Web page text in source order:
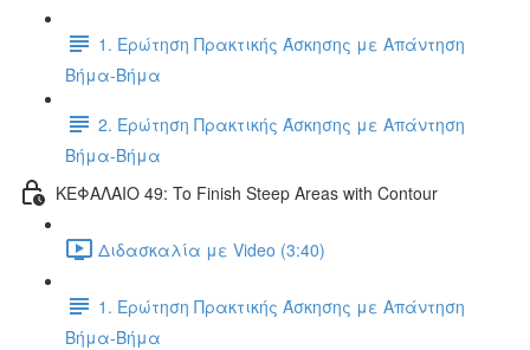
1. Ερώτηση Πρακτικής Άσκησης με Απάντηση
Βήμα-Βήμα
2. Ερώτηση Πρακτικής Άσκησης με Απάντηση
Βήμα-Βήμα
ΚΕΦΑΛΑΙΟ 49: To Finish Steep Areas with Contour
Διδασκαλία με Video (3:40)
1. Ερώτηση Πρακτικής Άσκησης με Απάντηση
Βήμα-Βήμα